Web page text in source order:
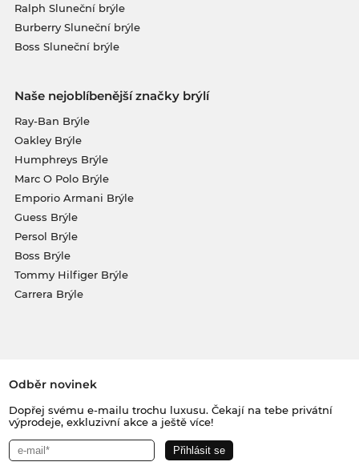
Ralph Sluneční brýle
Burberry Sluneční brýle
Boss Sluneční brýle
Naše nejoblíbenější značky brýlí
Ray-Ban Brýle
Oakley Brýle
Humphreys Brýle
Marc O Polo Brýle
Emporio Armani Brýle
Guess Brýle
Persol Brýle
Boss Brýle
Tommy Hilfiger Brýle
Carrera Brýle
Odběr novinek
Dopřej svému e-mailu trochu luxusu. Čekají na tebe privátní
výprodeje, exkluzivní akce a ještě více!